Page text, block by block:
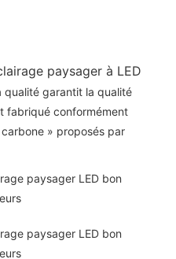
paysager à LED
qualité garantit la qualité
fabriqué conformément
» proposés par